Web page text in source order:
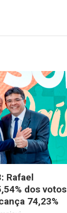
Rafael
dos votos
74,23%